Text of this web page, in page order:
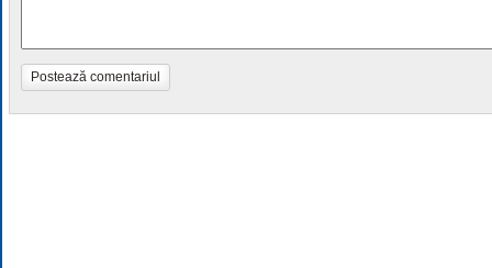
Postează comentariul